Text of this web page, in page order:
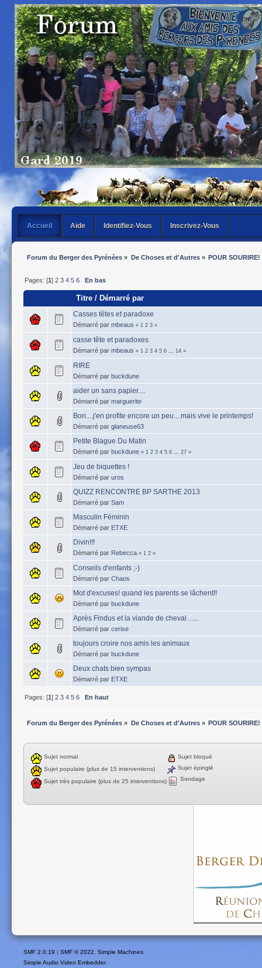
Accueil Aide Identifiez-Vous Inscrivez-Vous
Forum du Berger des Pyrénées » De Choses et d'Autres» POUR SOURIRE!
Pages: [1]2 3 4 5 6 En bas
Titre / Démarré par
Casses têtes et paradoxe
Démarré par mbeaus « 1 2 3 »
casse tête et paradoxes
Démarré par mbeaus « 1 2 3 4 5 6 ... 14 »
RIRE
Démarré par buckdune
aider un sans papier....
Démarré par marguerite
Bon....j'en profite encore un peu....mais vive le printemps!
Démarré par glaneuse63
Petite Blague Du Matin
Démarré par buckdune « 1 2 3 4 5 6 ... 27 »
Jeu de biquettes !
Démarré par uros
QUIZZ RENCONTRE BP SARTHE 2013
Démarré par Sam
Masculin Féminin
Démarré par ETXE
Divin!!!
Démarré par Rebecca « 1 2 »
Conseils d'enfants ;-)
Démarré par Chaos
Mot d'excuses! quand les parents se lâchent!!
Démarré par buckdune
Après Findus et la viande de cheval ......
Démarré par cerise
toujours croire nos amis les animaux
Démarré par buckdune
Deux chats bien sympas
Démarré par ETXE
Pages: [1]2 3 4 5 6 En haut
Forum du Berger des Pyrénées » De Choses et d'Autres» POUR SOURIRE!
Sujet normal
Sujet populaire (plus de 15 interventions)
Sujet très populaire (plus de 25 interventions)
Sujet bloqué
Sujet épinglé
Sondage
SMF 2.0.19 | SMF © 2022
Simple Machines
Simple Audio Video Embedder